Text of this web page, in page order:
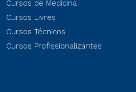
Cursos de Medicina
Cursos Livres
Cursos Técnicos
Cursos Profissionalizantes